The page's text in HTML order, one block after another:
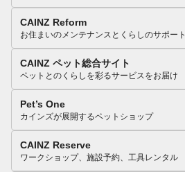
CAINZ Reform
お住まいのメンテナンスとくらしのサポート
CAINZ ペット総合サイト
ペットとのくらしを彩るサービスをお届け
Pet’s One
カインズが展開するペットショップ
CAINZ Reserve
ワークショップ、施設予約、工具レンタル